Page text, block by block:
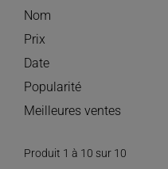
Nom
Prix
Date
Popularité
Meilleures ventes
Produit 1 à 10 sur 10